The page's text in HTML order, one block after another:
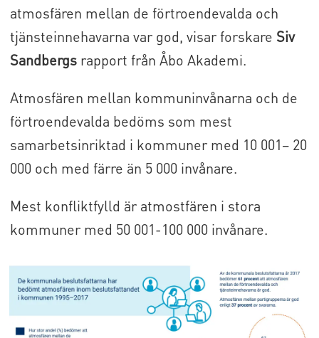
atmosfären mellan de förtroendevalda och
tjänsteinnehavarna var god, visar forskare Siv
Sandbergsrapport från Åbo Akademi.
Atmosfären mellan kommuninvånarna och de
förtroendevalda bedöms som mest
samarbetsinriktad i kommuner med 10 001– 20
000 och med färre än 5 000 invånare.
Mest konfliktfylld är atmostfären i stora
kommuner med 50 001-100 000 invånare.